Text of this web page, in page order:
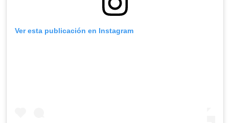
Ver esta publicación en Instagram